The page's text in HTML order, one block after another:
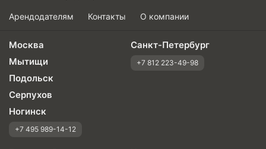
Арендодателям Контакты О компании
Москва
Мытищи
Подольск
Серпухов
Ногинск
+7 495 989-14-12
Санкт-Петербург
+7 812 223-49-98